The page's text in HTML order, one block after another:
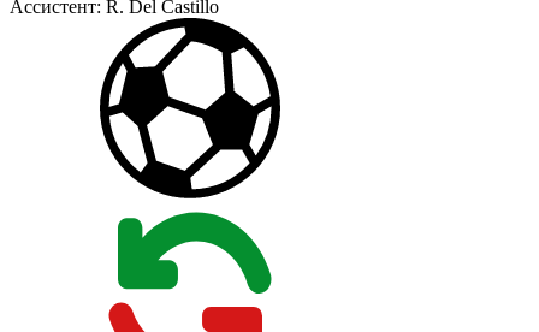
Ассистент: R. Del Castillo